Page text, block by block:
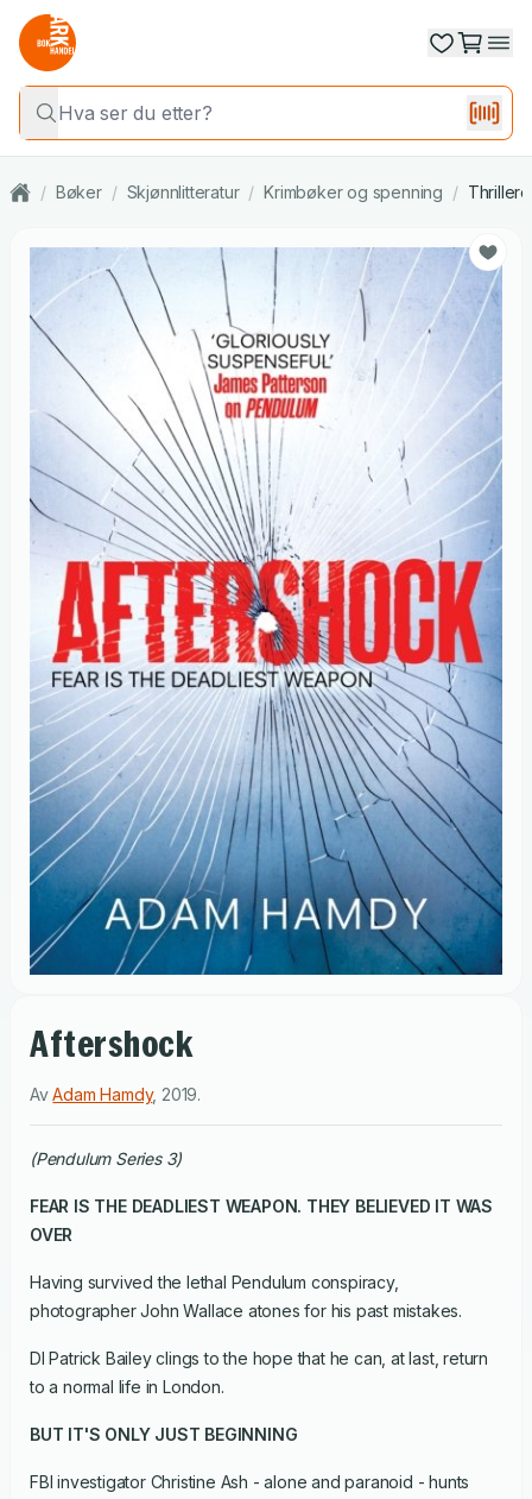
/ Bøker / Skjønnlitteratur / Krimbøker og spenning / Thrillere
Aftershock
AvAdam Hamdy, 2019.
(Pendulum Series 3)
FEAR IS THE DEADLIEST WEAPON. THEY BELIEVED IT WAS
OVER
Having survived the lethal Pendulum conspiracy,
photographer John Wallace atones for his past mistakes.
DI Patrick Bailey clings to the hope that he can, at last, return
to a normal life in London.
BUT IT'S ONLY JUST BEGINNING
FBI investigator Christine Ash - alone and paranoid - hunts